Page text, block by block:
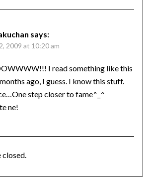
says:
2009 at 10:20 am
I read something like this
ago, I guess. I know this stuff.
step closer to fame^_^
ne!
closed.